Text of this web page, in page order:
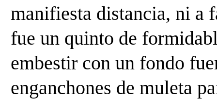
manifiesta distancia, ni a
fue un quinto de
embestir con un fondo
enganchones de muleta